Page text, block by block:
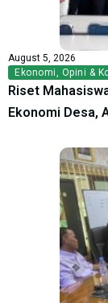
August 5, 2026
Ekonomi, Opini &
Riset
Ekonomi Desa,